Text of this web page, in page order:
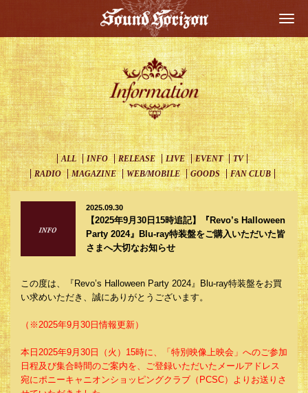
ALL INFO RELEASE LIVE EVENT
TV
RADIO
MAGAZINE WEB/MOBILE GOODS FAN CLUB
2025.09.30
【2025年9月30日15時追記】『Revo’s Halloween
Party 2024』Blu-ray特装盤をご購入いただいた皆
さまへ大切なお知らせ
この度は、『Revo’s Halloween Party 2024』Blu-ray特装盤をお買
い求めいただき、誠にありがとうございます。
（※2025年9月30日情報更新）
本日2025年9月30日（火）15時に、「特別映像上映会」へのご参加
日程及び集合時間のご案内を、ご登録いただいたメールアドレス
宛にポニーキャニオンショッピングクラブ（PCSC）よりお送りさ